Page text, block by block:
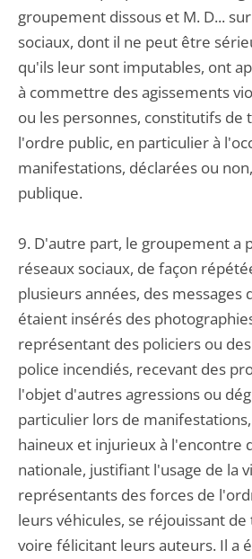
groupement dissous et M. D...
sociaux, dont il ne peut être
qu'ils leur sont imputables, ont
à commettre des agissements
ou les personnes, constitutifs de
l'ordre public, en particulier à
manifestations, déclarées ou
publique.
9. D'autre part, le groupement a
réseaux sociaux, de façon
plusieurs années, des messages
étaient insérés des
représentant des policiers ou
police incendiés, recevant des
l'objet d'autres agressions ou
particulier lors de
haineux et injurieux à l'encontre
nationale, justifiant l'usage de la
représentants des forces de
leurs véhicules, se réjouissant
voire félicitant leurs auteurs. Il a